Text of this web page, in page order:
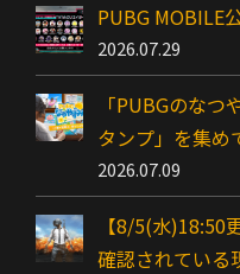
PUBG MOBILE
2026.07.29
「PUBGのな
タンプ」を集め
2026.07.09
【8/5(水)18:50
確認されている